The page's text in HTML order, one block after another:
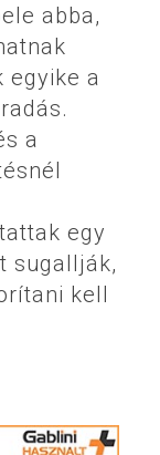
abba,
egyike a
a
egy
sugallják,
kell